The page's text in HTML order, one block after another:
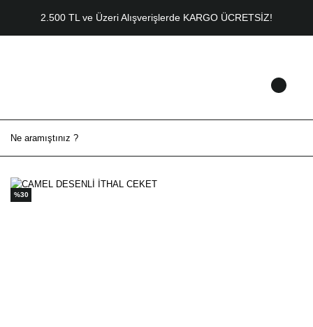
2.500 TL ve Üzeri Alışverişlerde KARGO ÜCRETSİZ!
%30